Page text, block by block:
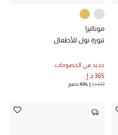
موناليزا
تنورة تول للأطفال
جديد في الخصومات
365 د.إ
610 د.إ 40% خصم